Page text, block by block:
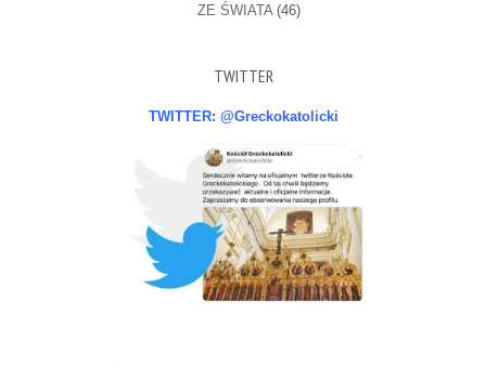
ZE ŚWIATA(46)
TWITTER
TWITTER: @Greckokatolicki